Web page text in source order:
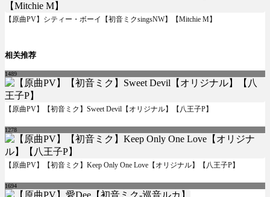
【原曲PV】シティー・ボーイ【初音ミクsingsNW】【Mitchie M】
相关推荐
1489
【原曲PV】【初音ミク】Sweet Devil【オリジナル】【八王子P】
1278
【原曲PV】【初音ミク】Keep Only One Love【オリジナル】【八王子P】
1694